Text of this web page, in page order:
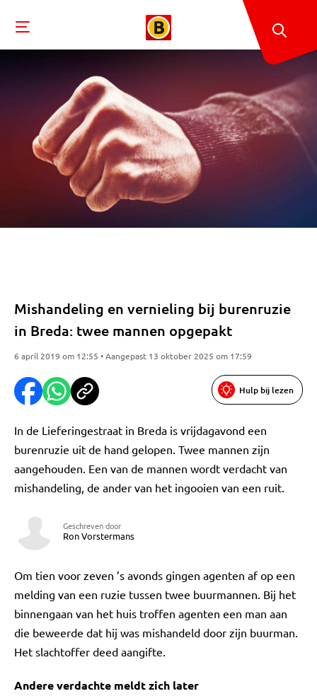
Mishandeling en vernieling bij burenruzie
in Breda: twee mannen opgepakt
6 april 2019 om 12:55 • Aangepast 13 oktober 2025 om 17:59
Hulp bij lezen
In de Lieferingestraat in Breda is vrijdagavond een
burenruzie uit de hand gelopen. Twee mannen zijn
aangehouden. Een van de mannen wordt verdacht van
mishandeling, de ander van het ingooien van een ruit.
Geschreven door
Ron Vorstermans
Om tien voor zeven ’s avonds gingen agenten af op een
melding van een ruzie tussen twee buurmannen. Bij het
binnengaan van het huis troffen agenten een man aan
die beweerde dat hij was mishandeld door zijn buurman.
Het slachtoffer deed aangifte.
Andere verdachte meldt zich later